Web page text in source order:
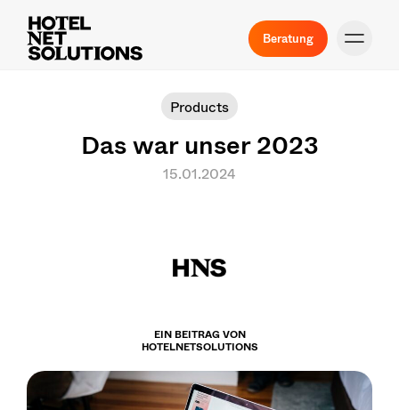
Beratung
Products
Das war unser 2023
15.01.2024
EIN BEITRAG VON
HOTELNETSOLUTIONS